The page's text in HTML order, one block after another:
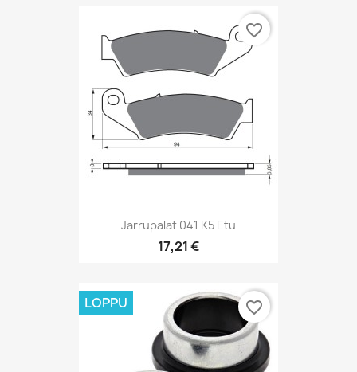
Jarrupalat 041 K5 Etu
17,21 €
favorite_border
LOPPU favorite_border